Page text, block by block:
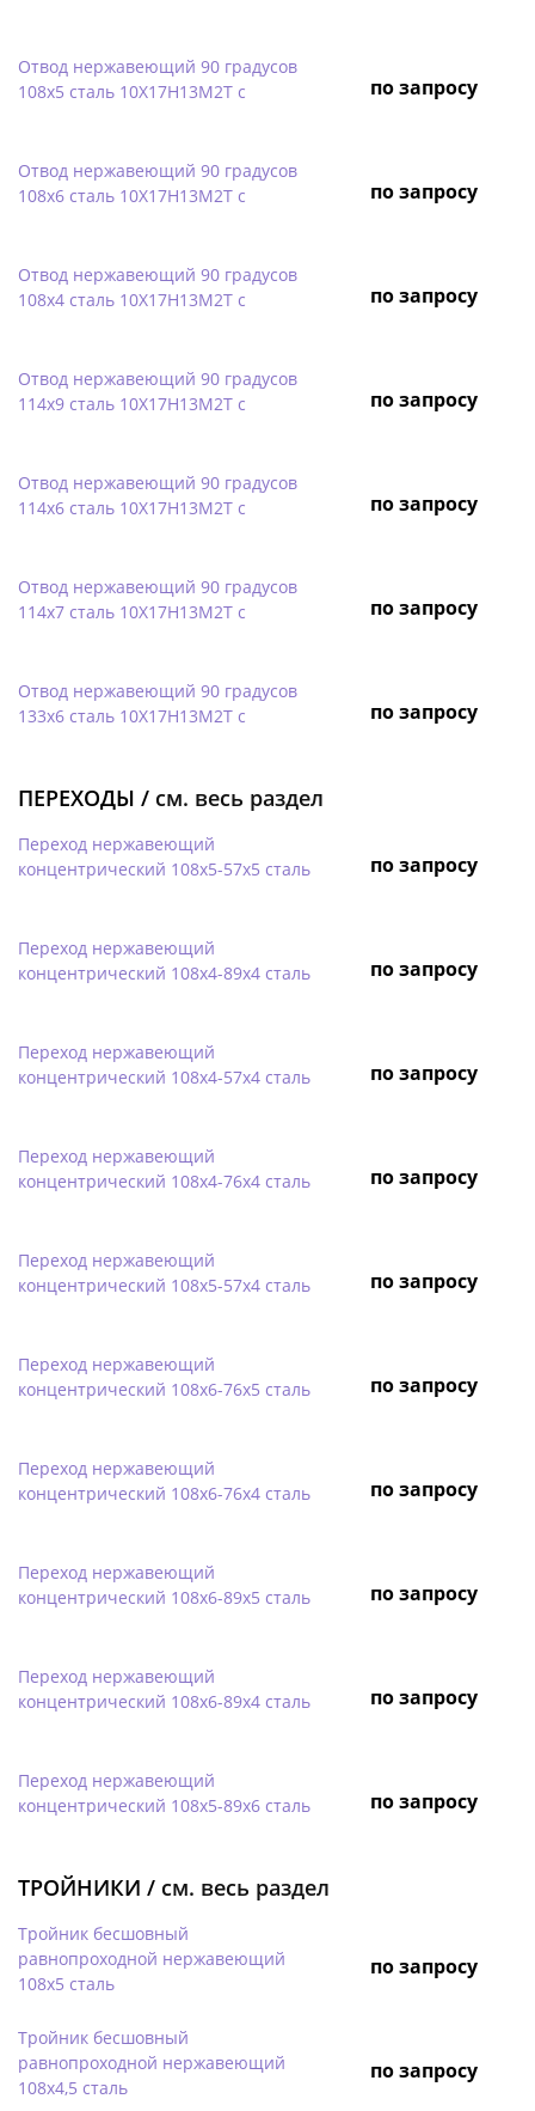
Отвод нержавеющий 90 градусов
108х5 сталь 10Х17Н13М2Т с
по запросу
Отвод нержавеющий 90 градусов
108х6 сталь 10Х17Н13М2Т с
по запросу
Отвод нержавеющий 90 градусов
108х4 сталь 10Х17Н13М2Т с
по запросу
Отвод нержавеющий 90 градусов
114х9 сталь 10Х17Н13М2Т с
по запросу
Отвод нержавеющий 90 градусов
114х6 сталь 10Х17Н13М2Т с
по запросу
Отвод нержавеющий 90 градусов
114х7 сталь 10Х17Н13М2Т с
по запросу
Отвод нержавеющий 90 градусов
133х6 сталь 10Х17Н13М2Т с
по запросу
ПЕРЕХОДЫ / см. весь раздел
Переход нержавеющий
концентрический 108х5-57х5 сталь
по запросу
Переход нержавеющий
концентрический 108х4-89х4 сталь
по запросу
Переход нержавеющий
концентрический 108х4-57х4 сталь
по запросу
Переход нержавеющий
концентрический 108х4-76х4 сталь
по запросу
Переход нержавеющий
концентрический 108х5-57х4 сталь
по запросу
Переход нержавеющий
концентрический 108х6-76х5 сталь
по запросу
Переход нержавеющий
концентрический 108х6-76х4 сталь
по запросу
Переход нержавеющий
концентрический 108х6-89х5 сталь
по запросу
Переход нержавеющий
концентрический 108х6-89х4 сталь
по запросу
Переход нержавеющий
концентрический 108х5-89х6 сталь
по запросу
ТРОЙНИКИ / см. весь раздел
Тройник бесшовный
равнопроходной нержавеющий
108х5 сталь
по запросу
Тройник бесшовный
равнопроходной нержавеющий
108х4,5 сталь
по запросу